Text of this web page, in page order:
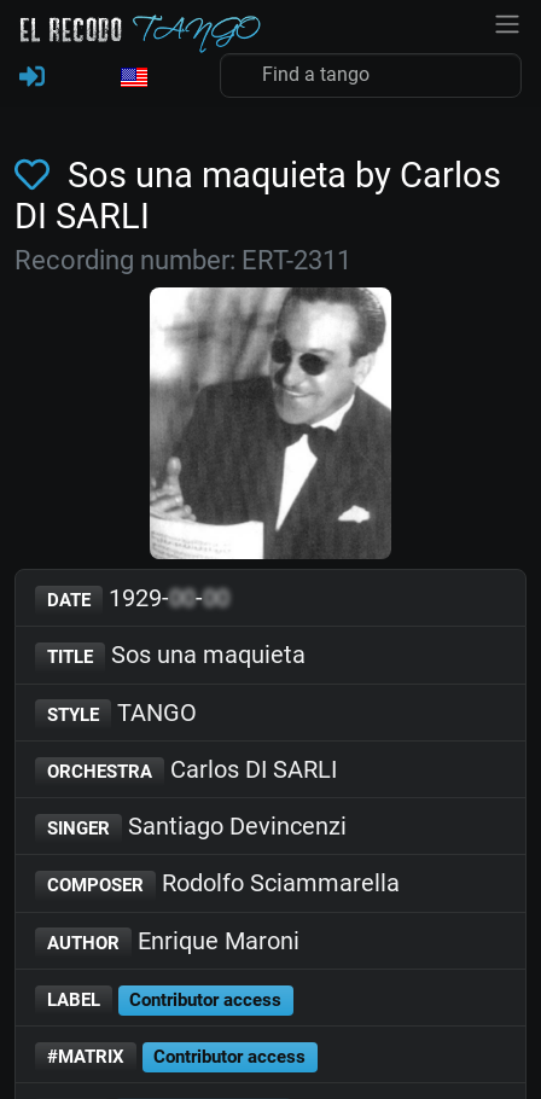
Sos una maquieta by Carlos
DI SARLI
Recording number: ERT-2311
DATE 1929-00-00
TITLE Sos una maquieta
STYLE TANGO
ORCHESTRA Carlos DI SARLI
SINGER Santiago Devincenzi
COMPOSER Rodolfo Sciammarella
AUTHOR Enrique Maroni
LABEL Contributor access
#MATRIX Contributor access